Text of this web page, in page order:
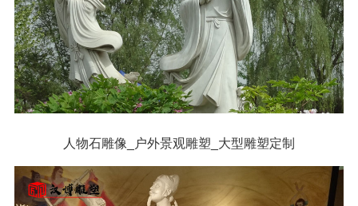
人物石雕像_户外景观雕塑_大型雕塑定制